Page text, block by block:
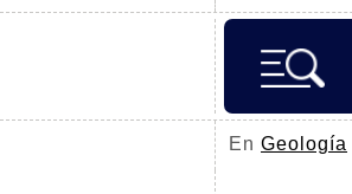
En Geología